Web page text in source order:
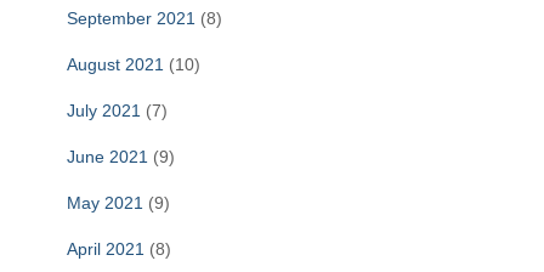
September 2021 (8)
August 2021 (10)
July 2021 (7)
June 2021 (9)
May 2021 (9)
April 2021 (8)